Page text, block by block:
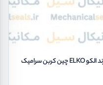
سیل مکانیکی فیبر و فنر نافی دبل 208 برند الکو ELKO چین کربن سرامیک